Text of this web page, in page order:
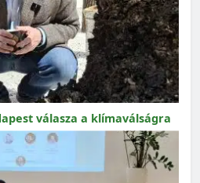
válasza a klímaválságra